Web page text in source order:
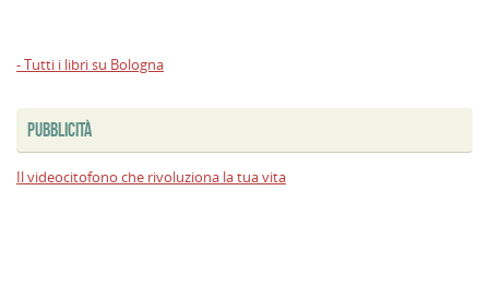
- Tutti i libri su Bologna
PUBBLICITÀ
Il videocitofono che rivoluziona la tua vita